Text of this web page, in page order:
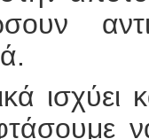
ισχύει